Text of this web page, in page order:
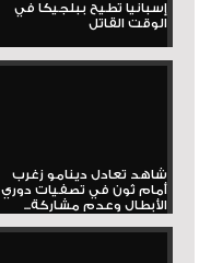
إسبانيا تطيح ببلجيكا في
الوقت القاتل
شاهد تعادل دينامو زغرب
أمام ثون في تصفيات دوري
الأبطال وعدم مشاركة...